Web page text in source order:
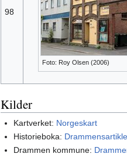
98
Foto: Roy Olsen (2006)
Kilder
Kartverket: Norgeskart
Historieboka:
Drammen kommune: